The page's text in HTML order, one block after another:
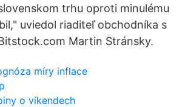
trhu oproti minulému
uviedol riaditeľ obchodníka s
Martin Stránsky.
míry inflace
o víkendech